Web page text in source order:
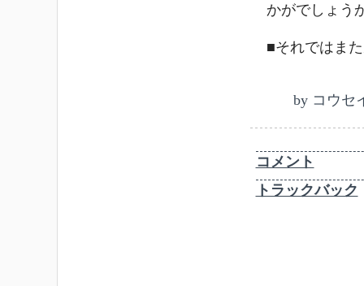
かがでしょう
■それではま
by コウセ
コメント
トラックバック